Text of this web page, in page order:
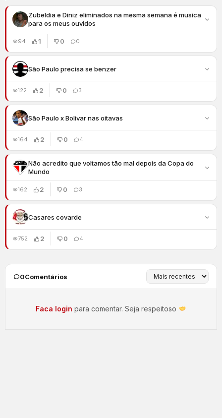
Zubeldia e Diniz eliminados na mesma semana é musica
para os meus ouvidos
94 1 0 0
São Paulo precisa se benzer
122 2 0 3
São Paulo x Bolivar nas oitavas
164 2 0 4
Não acredito que voltamos tão mal depois da Copa do
Mundo
162 2 0 3
Casares covarde
752 2 0 4
0Comentários
Faca login para comentar. Seja respeitoso